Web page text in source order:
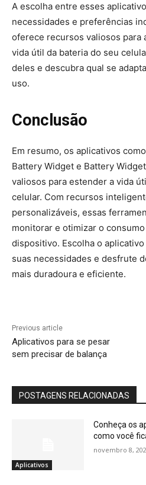
A escolha entre esses
necessidades e preferências
oferece recursos valiosos para
vida útil da bateria do seu
deles e descubra qual se
uso.
Conclusão
Em resumo, os aplicativos
Battery Widget e Battery
valiosos para estender a vida
celular. Com recursos
personalizáveis, essas
monitorar e otimizar o
dispositivo. Escolha o
suas necessidades e desfrute
mais duradoura e eficiente.
Previous article
Aplicativos para se pesar
sem precisar de balança
POSTAGENS RELACIONADAS
Aplicativos
Conheça os
como você
novembro 8,